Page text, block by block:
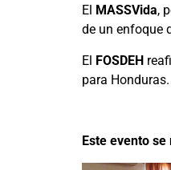
El MASSVida,
de un enfoque
El FOSDEH
para Honduras.
Este evento